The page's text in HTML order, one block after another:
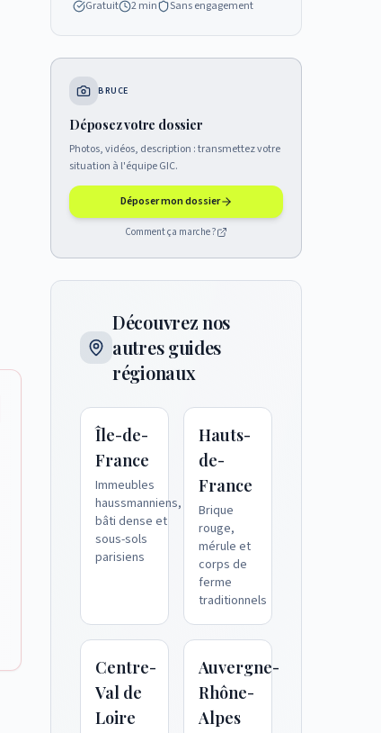
Gratuit 2 min Sans engagement
BRUCE
Déposez votre dossier
Photos, vidéos, description : transmettez votre
situation à l'équipe GIC.
Déposer mon dossier
Comment ça marche ?
Découvrez nos
autres guides
régionaux
Île-de-
France
Immeubles
haussmanniens,
bâti dense et
sous-sols
parisiens
Hauts-
de-
France
Brique
rouge,
mérule et
corps de
ferme
traditionnels
Centre-
Val de
Loire
Auvergne-
Rhône-
Alpes